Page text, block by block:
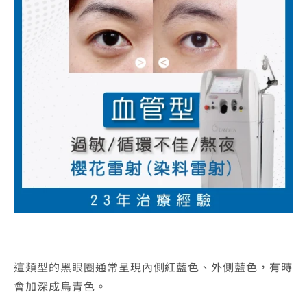
這類型的黑眼圈通常呈現內側紅藍色、外側藍色，有時
會加深成烏青色。